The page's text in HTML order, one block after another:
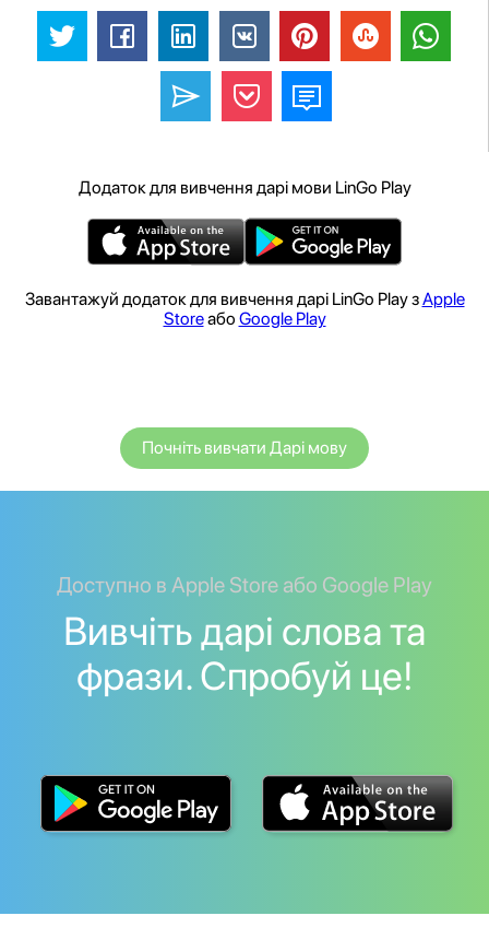
Додаток для вивчення дарі мови LinGo Play
Завантажуй додаток для вивчення дарі LinGo Play зApple
Storeабо Google Play
Почніть вивчати Дарі мову
Доступно в Apple Store або Google Play
Вивчіть дарі слова та
фрази. Спробуй це!